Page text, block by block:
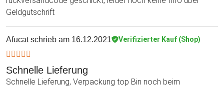
Geldgutschrift
Afucatschrieb am 16.12.2021 Verifizierter Kauf (Shop)
Schnelle Lieferung
Schnelle Lieferung, Verpackung top Bin noch beim